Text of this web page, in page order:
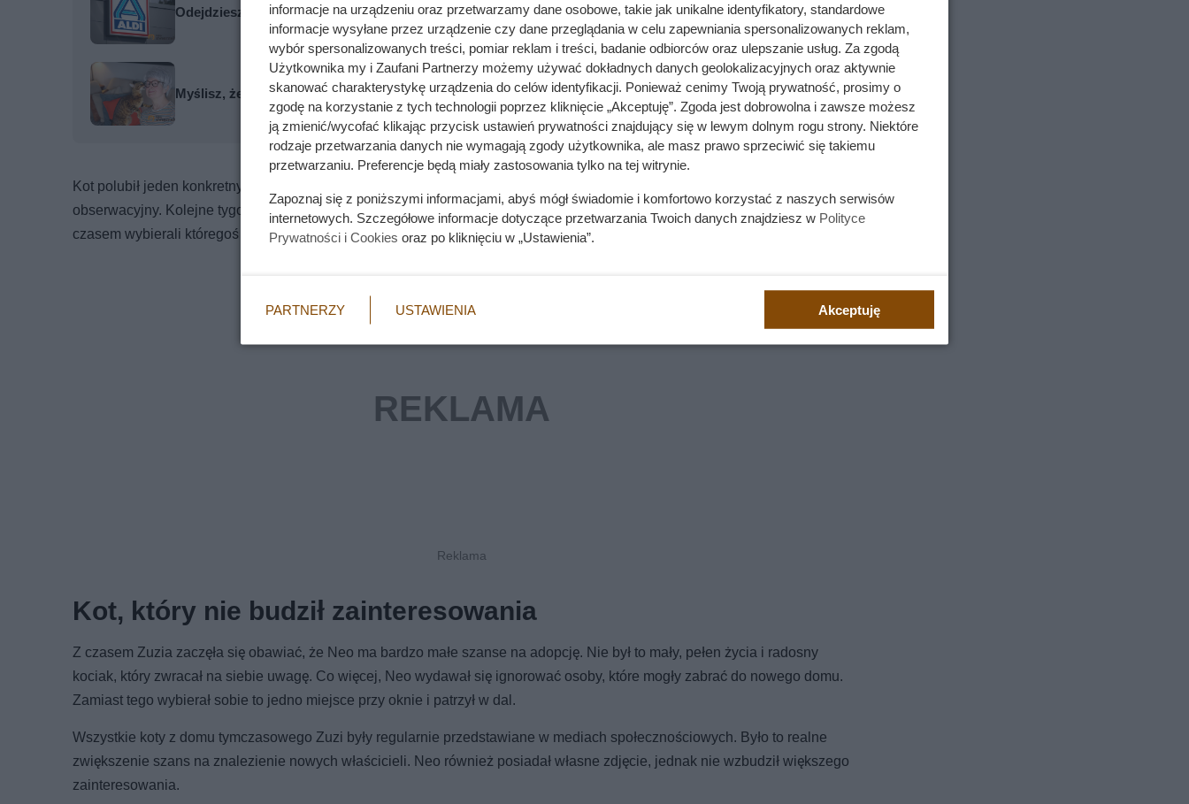
Odejdziesz od kasy z darmową kawą i mlekiem. Gigantyczne gratisy w ALDI!
Myślisz, że kot patrzy Ci w oczy i wie, kim jesteś? Prawda szokuje właścicieli
Kot polubił jeden konkretny parapet, na którym potrafił spędzać długie godziny. Był to dla niego najważniejszy punkt
obserwacyjny. Kolejne tygodnie mijały bardzo podobnie, do domu tymczasowego przychodzili ludzie, oglądali koty, a
czasem wybierali któregoś z nich. Neo był z boku, nieobecny i niezainteresowany.
Kot, który nie budził zainteresowania
Z czasem Zuzia zaczęła się obawiać, że Neo ma bardzo małe szanse na adopcję. Nie był to mały, pełen życia i radosny
kociak, który zwracał na siebie uwagę. Co więcej, Neo wydawał się ignorować osoby, które mogły zabrać do nowego domu.
Zamiast tego wybierał sobie to jedno miejsce przy oknie i patrzył w dal.
Wszystkie koty z domu tymczasowego Zuzi były regularnie przedstawiane w mediach społecznościowych. Było to realne
zwiększenie szans na znalezienie nowych właścicieli. Neo również posiadał własne zdjęcie, jednak nie wzbudził większego
zainteresowania.
informacje na urządzeniu oraz przetwarzamy dane osobowe, takie jak unikalne identyfikatory, standardowe
informacje wysyłane przez urządzenie czy dane przeglądania w celu zapewniania spersonalizowanych reklam,
wybór spersonalizowanych treści, pomiar reklam i treści, badanie odbiorców oraz ulepszanie usług. Za zgodą
Użytkownika my i Zaufani Partnerzy możemy używać dokładnych danych geolokalizacyjnych oraz aktywnie
skanować charakterystykę urządzenia do celów identyfikacji. Ponieważ cenimy Twoją prywatność, prosimy o
zgodę na korzystanie z tych technologii poprzez kliknięcie „Akceptuję”. Zgoda jest dobrowolna i zawsze możesz
ją zmienić/wycofać klikając przycisk ustawień prywatności znajdujący się w lewym dolnym rogu strony. Niektóre
rodzaje przetwarzania danych nie wymagają zgody użytkownika, ale masz prawo sprzeciwić się takiemu
przetwarzaniu. Preferencje będą miały zastosowania tylko na tej witrynie.
Zapoznaj się z poniższymi informacjami, abyś mógł świadomie i komfortowo korzystać z naszych serwisów
internetowych. Szczegółowe informacje dotyczące przetwarzania Twoich danych znajdziesz w Polityce
Prywatności i Cookies oraz po kliknięciu w „Ustawienia”.
PARTNERZY USTAWIENIA Akceptuję